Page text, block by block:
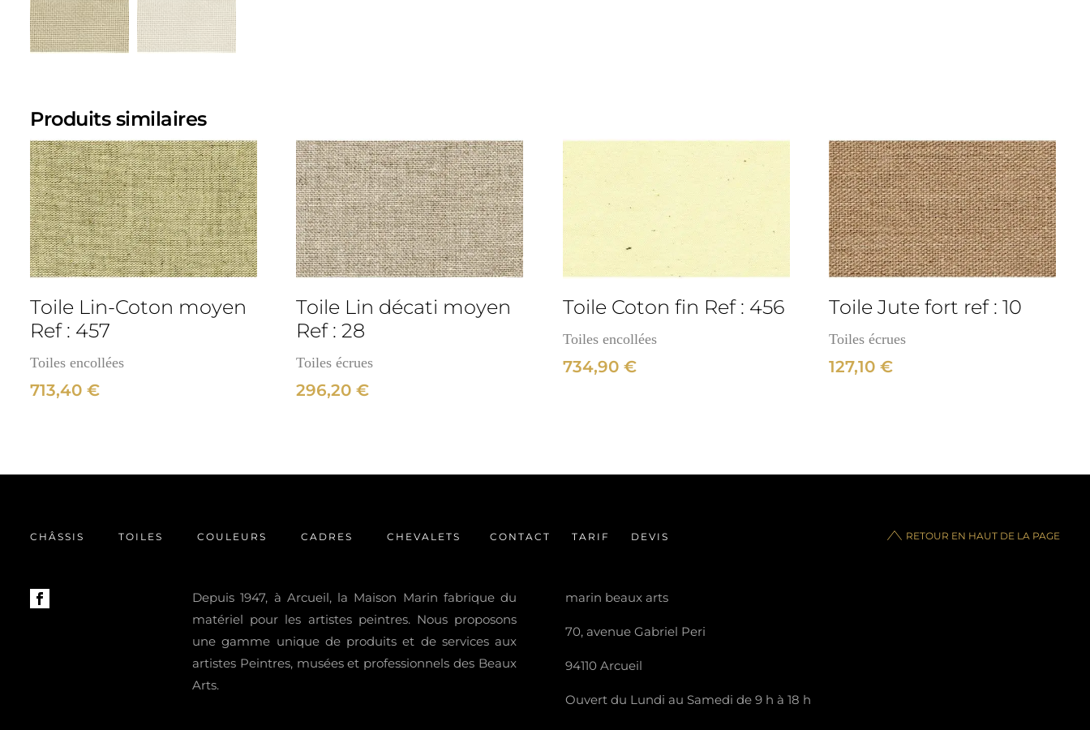
Produits similaires
Toile Lin-Coton moyen
Ref : 457
Toiles encollées
713,40 €
3cm
Toile Lin décati moyen
Ref : 28
Toiles écrues
296,20€
Toile Coton fin Ref : 456
Toiles encollées
734,90 €
Toile Jute fort ref : 10
Toiles écrues
127,10 €
CHÂSSIS TOILES COULEURS CADRES CHEVALETS CONTACT TARIF DEVIS RETOUR EN HAUT DE LA PAGE
Depuis 1947, à Arcueil, la Maison Marin fabrique du
matériel pour les artistes peintres. Nous proposons
une gamme unique de produits et de services aux
artistes Peintres, musées et professionnels des Beaux
Arts.
marin beaux arts
70, avenue Gabriel Peri
94110 Arcueil
Ouvert du Lundi au Samedi de 9 h à 18 h